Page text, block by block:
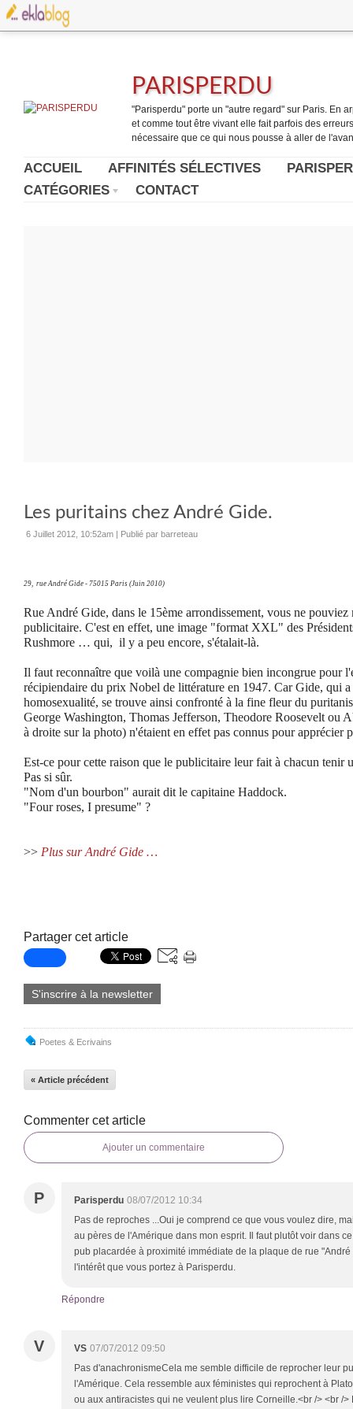
PARISPERDU
"Parisperdu" porte un "autre regard" sur Paris. En
et comme tout être vivant elle fait parfois des
nécessaire que ce qui nous pousse à aller de
ACCUEIL AFFINITÉS SÉLECTIVES
CATÉGORIES
CONTACT
Les puritains chez André Gide.
6 Juillet 2012, 10:52am | Publié par barreteau
29, rue André Gide - 75015 Paris (Juin 2010)
Rue André Gide, dans le 15ème arrondissement, vous ne pouviez
publicitaire. C'est en effet, une image "format XXL" des
Rushmore … qui, il y a peu encore, s'étalait-là.
Il faut reconnaître que voilà une compagnie bien incongrue pour
récipiendaire du prix Nobel de littérature en 1947. Car Gide, qui a
homosexualité, se trouve ainsi confronté à la fine fleur du
George Washington, Thomas Jefferson, Theodore Roosevelt ou
à droite sur la photo) n'étaient en effet pas connus pour apprécier
Est-ce pour cette raison que le publicitaire leur fait à chacun tenir
Pas si sûr.
"Nom d'un bourbon" aurait dit le capitaine Haddock.
"Four roses, I presume" ?
>> Plus sur André Gide …
Partager cet article
S'inscrire à la newsletter
Poetes & Ecrivains
« Article précédent
Commenter cet article
Ajouter un commentaire
P Parisperdu 08/07/2012 10:34
Pas de reproches ...Oui je comprend ce que vous voulez dire,
au pères de l'Amérique dans mon esprit. Il faut plutôt voir dans
pub placardée à proximité immédiate de la plaque de rue "André
l'intérêt que vous portez à Parisperdu.
Répondre
V VS 07/07/2012 09:50
Pas d'anachronismeCela me semble difficile de reprocher leur
l'Amérique. Cela ressemble aux féministes qui reprochent à
ou aux antiracistes qui ne veulent plus lire Corneille.<br /> <br /